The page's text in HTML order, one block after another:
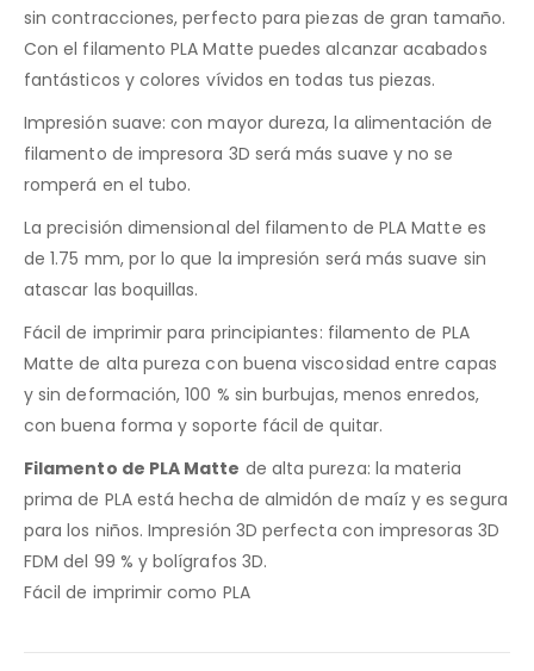
sin contracciones, perfecto para piezas de gran tamaño.
Con el filamento PLA Matte puedes alcanzar acabados
fantásticos y colores vívidos en todas tus piezas.
Impresión suave: con mayor dureza, la alimentación de
filamento de impresora 3D será más suave y no se
romperá en el tubo.
La precisión dimensional del filamento de PLA Matte es
de 1.75 mm, por lo que la impresión será más suave sin
atascar las boquillas.
Fácil de imprimir para principiantes: filamento de PLA
Matte de alta pureza con buena viscosidad entre capas
y sin deformación, 100 % sin burbujas, menos enredos,
con buena forma y soporte fácil de quitar.
Filamento de PLA Matte de alta pureza: la materia
prima de PLA está hecha de almidón de maíz y es segura
para los niños. Impresión 3D perfecta con impresoras 3D
FDM del 99 % y bolígrafos 3D.
Fácil de imprimir como PLA